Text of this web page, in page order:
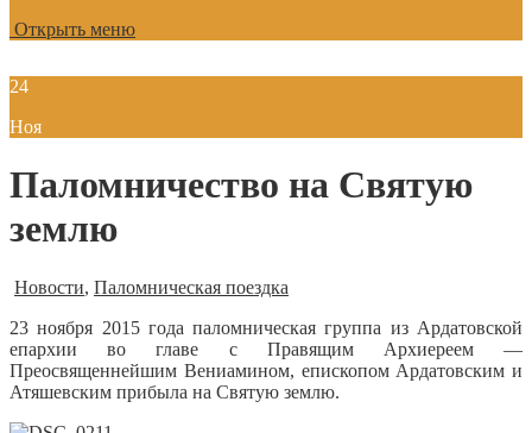
Открыть меню
24
Ноя
Паломничество на Святую
землю
Новости, Паломническая поездка
23 ноября 2015 года паломническая группа из Ардатовской
епархии во главе с Правящим Архиереем —
Преосвященнейшим Вениамином, епископом Ардатовским и
Атяшевским прибыла на Святую землю.